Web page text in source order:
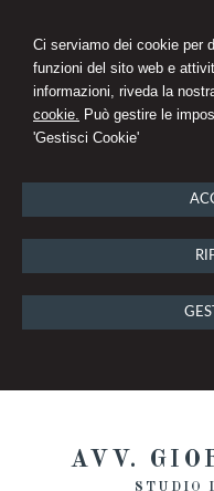
Ci serviamo dei cookie per
funzioni del sito web e
informazioni, riveda la
cookie. Può gestire le
'Gestisci Cookie'
AVV.
STUDIO